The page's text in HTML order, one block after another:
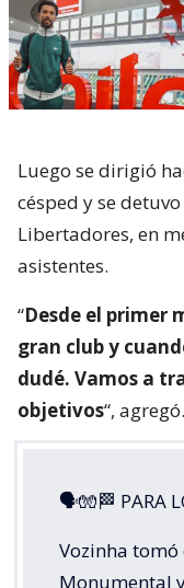
Luego se dirigió
césped y se
Libertadores, en
asistentes.
“Desde el primer
gran club y
dudé. Vamos a
objetivos“, agregó.
🗣🧤🏁 PARA
Vozinha
Monumental